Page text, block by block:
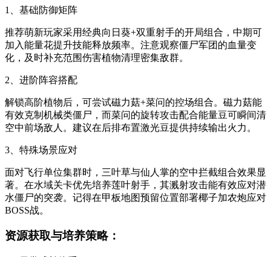
1、基础防御矩阵
推荐萌新玩家采用经典向日葵+双重射手的开局组合，中期可
加入能量花提升技能释放频率。注意观察僵尸军团的血量变
化，及时补充范围伤害植物清理密集敌群。
2、进阶阵容搭配
解锁高阶植物后，可尝试磁力菇+菜问的控场组合。磁力菇能
有效克制机械类僵尸，而菜问的旋转攻击配合能量豆可瞬间清
空中前场敌人。建议在后排布置激光豆提供持续输出火力。
3、特殊场景应对
面对飞行单位集群时，三叶草与仙人掌的空中拦截组合效果显
著。在水域关卡优先培养莲叶射手，其溅射攻击能有效应对潜
水僵尸的突袭。记得在甲板地图预留位置部署椰子加农炮应对
BOSS战。
资源获取与培养策略：